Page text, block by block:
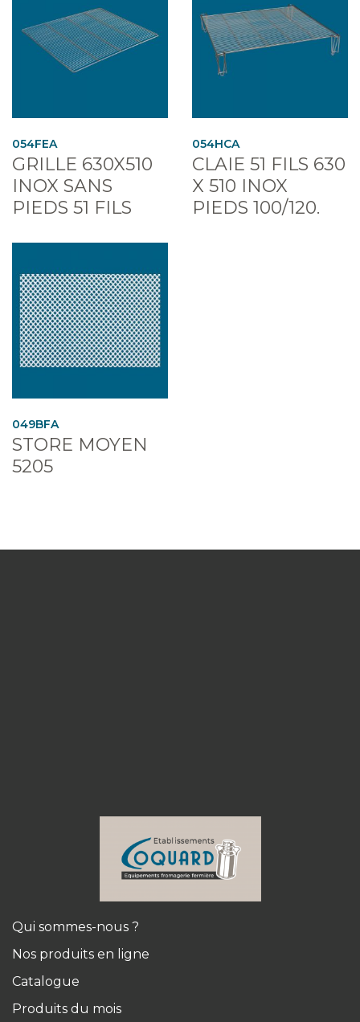
054FEA
GRILLE 630X510
INOX SANS
PIEDS 51 FILS
054HCA
CLAIE 51 FILS 630
X 510 INOX
PIEDS 100/120.
049BFA
STORE MOYEN
5205
Qui sommes-nous ?
Nos produits en ligne
Catalogue
Produits du mois